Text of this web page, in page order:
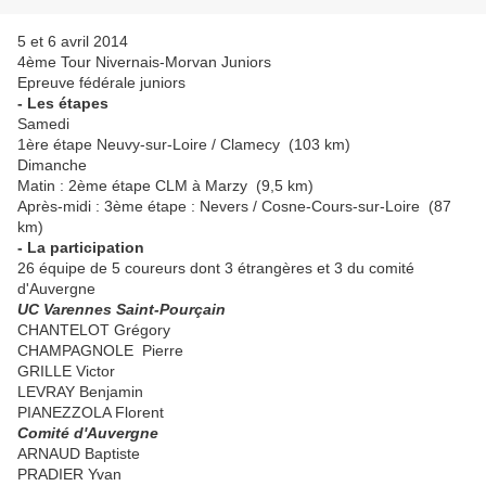
5 et 6 avril 2014
4ème Tour Nivernais-Morvan Juniors
Epreuve fédérale juniors
- Les étapes
Samedi
1ère étape Neuvy-sur-Loire / Clamecy (103 km)
Dimanche
Matin : 2ème étape CLM à Marzy (9,5 km)
Après-midi : 3ème étape : Nevers / Cosne-Cours-sur-Loire (87
km)
- La participation
26 équipe de 5 coureurs dont 3 étrangères et 3 du comité
d'Auvergne
UC Varennes Saint-Pourçain
CHANTELOT Grégory
CHAMPAGNOLE Pierre
GRILLE Victor
LEVRAY Benjamin
PIANEZZOLA Florent
Comité d'Auvergne
ARNAUD Baptiste
PRADIER Yvan